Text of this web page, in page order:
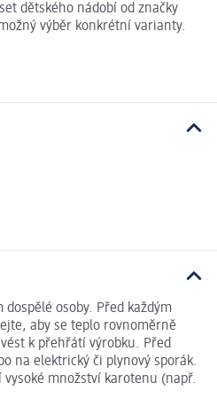
dětského nádobí od značky
výběr konkrétní varianty.
dospělé osoby. Před každým
aby se teplo rovnoměrně
k přehřátí výrobku. Před
na elektrický či plynový sporák.
množství karotenu (např.